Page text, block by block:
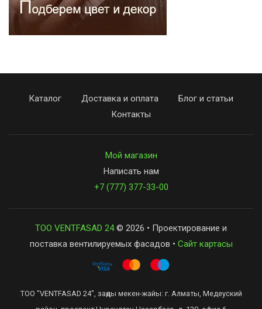
Каталог Доставка и оплата
Блог и статьи
Контакты
Мой магазин
Написать нам
+7 (777) 377-33-00
ТОО VENTFASAD 24© 2026 • Проектирование и
поставка вентилируемых фасадов • Сайт картасы
ТОО "VENTFASAD 24", заңды мекен-жайы: г. Алматы, Медеуский